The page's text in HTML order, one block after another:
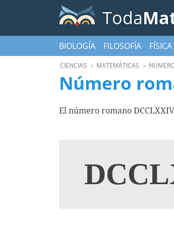
Toda
BIOLOGÍA FILOSOFÍA FÍSICA
CIENCIAS MATEMÁTICAS
Número
El número romano